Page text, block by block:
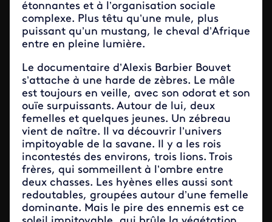
étonnantes et à l’organisation sociale
complexe. Plus têtu qu’une mule, plus
puissant qu’un mustang, le cheval d’Afrique
entre en pleine lumière.
Le documentaire d’Alexis Barbier Bouvet
s’attache à une harde de zèbres. Le mâle
est toujours en veille, avec son odorat et son
ouïe surpuissants. Autour de lui, deux
femelles et quelques jeunes. Un zébreau
vient de naître. Il va découvrir l’univers
impitoyable de la savane. Il y a les rois
incontestés des environs, trois lions. Trois
frères, qui sommeillent à l’ombre entre
deux chasses. Les hyènes elles aussi sont
redoutables, groupées autour d’une femelle
dominante. Mais le pire des ennemis est ce